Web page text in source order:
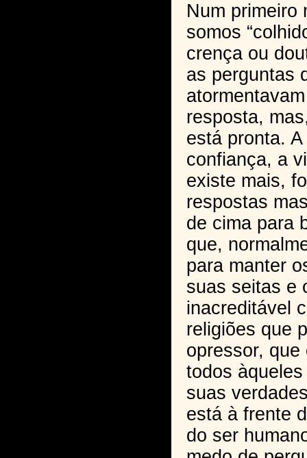
Num primeiro
somos
crença ou
as perguntas
resposta,
está pronta.
confiança, a
existe mais,
respostas
de cima para
que,
para manter
suas seitas e
inacreditável
religiões que
opressor,
todos
suas
está à frente
do ser